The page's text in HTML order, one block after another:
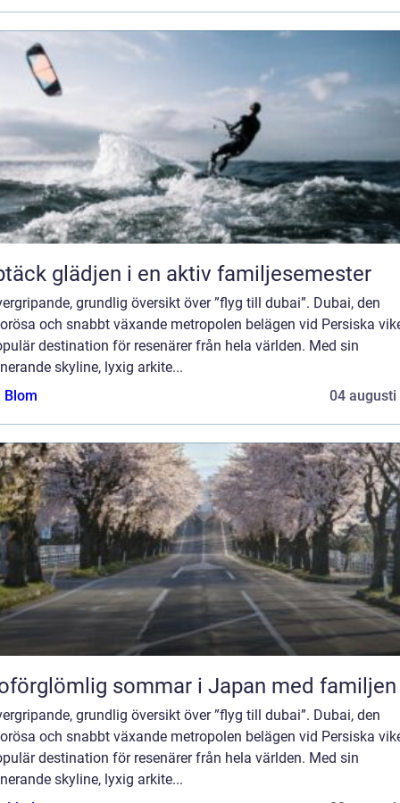
glädjen i en aktiv familjesemester
grundlig översikt över ”flyg till dubai”. Dubai, den
och snabbt växande metropolen belägen vid Persiska
destination för resenärer från hela världen. Med sin
skyline, lyxig arkite...
Blom
04 augusti
sommar i Japan med familjen
grundlig översikt över ”flyg till dubai”. Dubai, den
och snabbt växande metropolen belägen vid Persiska
destination för resenärer från hela världen. Med sin
skyline, lyxig arkite...